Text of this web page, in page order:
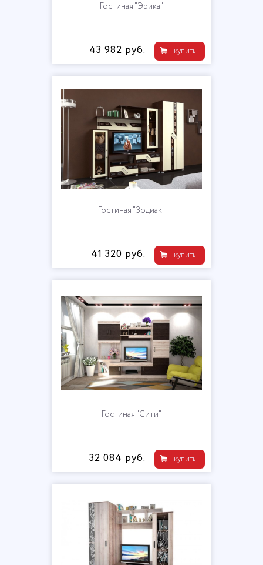
Гостиная "Эрика"
купить
43 982 руб.
Гостиная "Зодиак"
купить
41 320 руб.
Гостиная "Сити"
купить
32 084 руб.